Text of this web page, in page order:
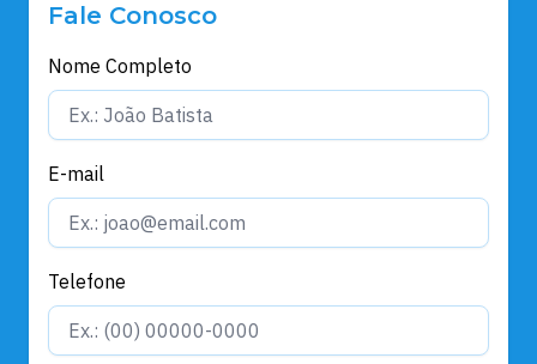
Fale Conosco
Nome Completo
E-mail
Telefone